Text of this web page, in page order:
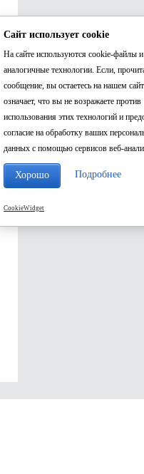
Сайт использует cookie
На сайте используются cookie-файлы
аналогичные технологии. Если,
сообщение, вы остаетесь на нашем
означает, что вы не возражаете против
использования этих технологий и
согласие на обработку ваших
данных с помощью сервисов веб-
Хорошо Подробнее
CookieWidget